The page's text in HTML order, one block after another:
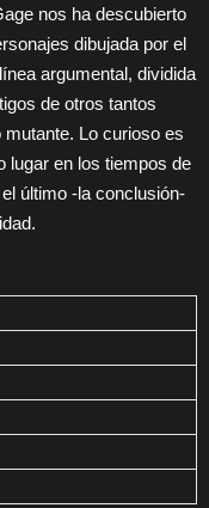
nos ha descubierto
dibujada por el
argumental, dividida
de otros tantos
Lo curioso es
lugar en los tiempos de
último -la conclusión-